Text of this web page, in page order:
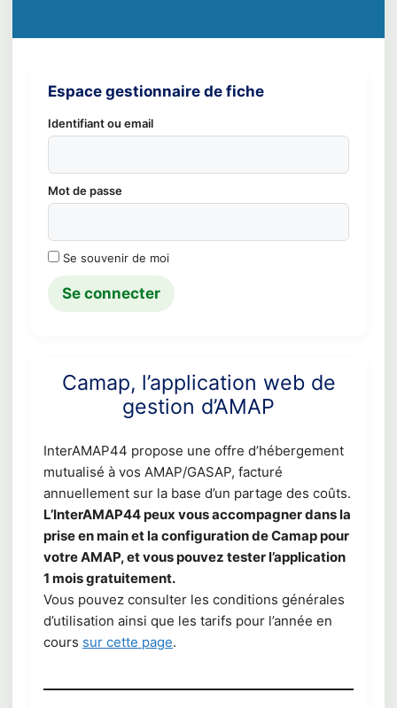
Espace gestionnaire de fiche
Identifiant ou email
Mot de passe
Se souvenir de moi
Camap, l’application web de
gestion d’AMAP
InterAMAP44 propose une offre d’hébergement
mutualisé à vos AMAP/GASAP, facturé
annuellement sur la base d’un partage des coûts.
L’InterAMAP44 peux vous accompagner dans la
prise en main et la configuration de Camap pour
votre AMAP, et vous pouvez tester l’application
1 mois gratuitement.
Vous pouvez consulter les conditions générales
d’utilisation ainsi que les tarifs pour l’année en
cours sur cette page.